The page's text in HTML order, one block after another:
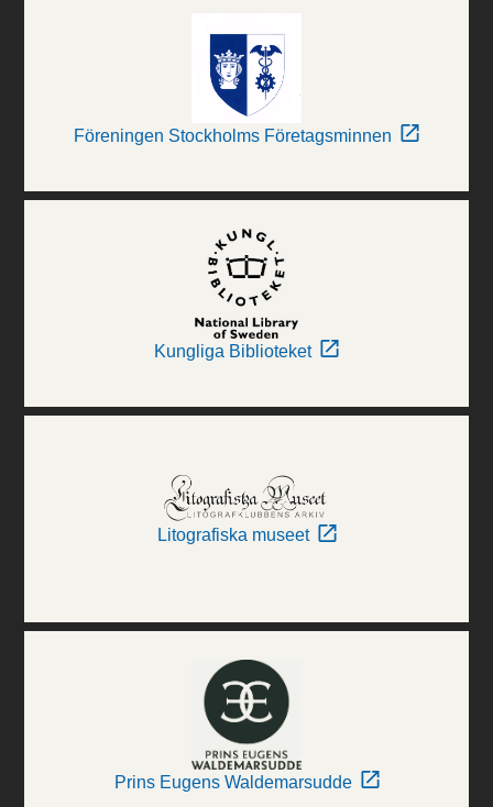
Föreningen Stockholms Företagsminnen
Kungliga Biblioteket
Litografiska museet
Prins Eugens Waldemarsudde